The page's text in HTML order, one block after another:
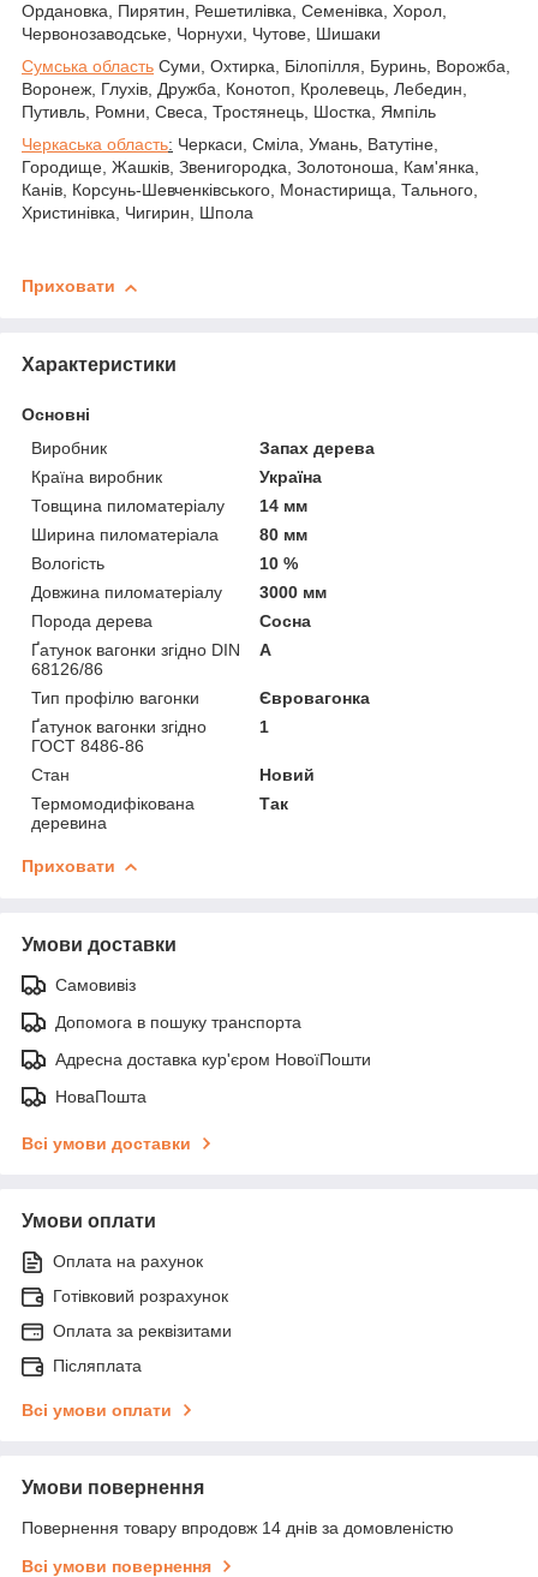
Ордановка, Пирятин, Решетилівка, Семенівка, Хорол,
Червонозаводське, Чорнухи, Чутове, Шишаки
Сумська область Суми, Охтирка, Білопілля, Буринь, Ворожба,
Воронеж, Глухів, Дружба, Конотоп, Кролевець, Лебедин,
Путивль, Ромни, Свеса, Тростянець, Шостка, Ямпіль
Черкаська область: Черкаси, Сміла, Умань, Ватутіне,
Городище, Жашків, Звенигородка, Золотоноша, Кам'янка,
Канів, Корсунь-Шевченківського, Монастирища, Тального,
Христинівка, Чигирин, Шпола
Приховати
Характеристики
Основні
Виробник
Запах дерева
Країна виробник
Україна
Товщина пиломатеріалу
14 мм
Ширина пиломатеріала
80 мм
Вологість
10 %
Довжина пиломатеріалу
3000 мм
Порода дерева
Сосна
Ґатунок вагонки згідно DIN
68126/86
А
Тип профілю вагонки
Євровагонка
Ґатунок вагонки згідно
ГОСТ 8486-86
1
Стан
Новий
Термомодифікована
деревина
Так
Приховати
Умови доставки
Самовивіз
Допомога в пошуку транспорта
Адресна доставка кур'єром НовоїПошти
НоваПошта
Всі умови доставки
Умови оплати
Оплата на рахунок
Готівковий розрахунок
Оплата за реквізитами
Післяплата
Всі умови оплати
Умови повернення
Повернення товару впродовж 14 днів за домовленістю
Всі умови повернення